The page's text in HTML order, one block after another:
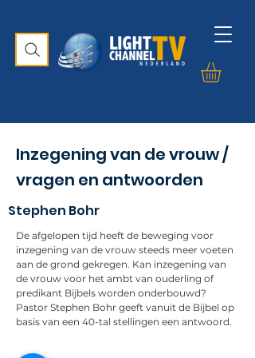
Inzegening van de vrouw /
vragen en antwoorden
Stephen Bohr
De afgelopen tijd heeft de beweging voor
inzegening van de vrouw steeds meer voeten
aan de grond gekregen. Kan inzegening van
de vrouw voor het ambt van ouderling of
predikant Bijbels worden onderbouwd?
Pastor Stephen Bohr geeft vanuit de Bijbel op
basis van een 40-tal stellingen een antwoord.